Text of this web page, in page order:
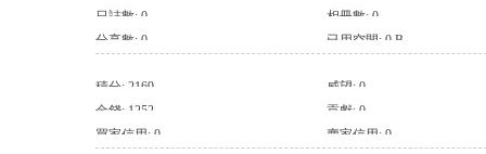
日誌數: 0
相冊數: 0
分享數: 0
已用空間: 0 B
積分: 2169
威望: 0
金錢: 1252
貢獻: 0
買家信用: 0
賣家信用: 0